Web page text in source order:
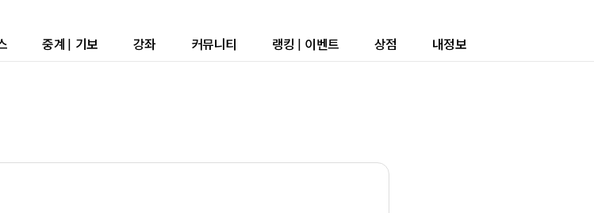
중계 | 기보 강좌 커뮤니티 랭킹 | 이벤트 상점 내정보